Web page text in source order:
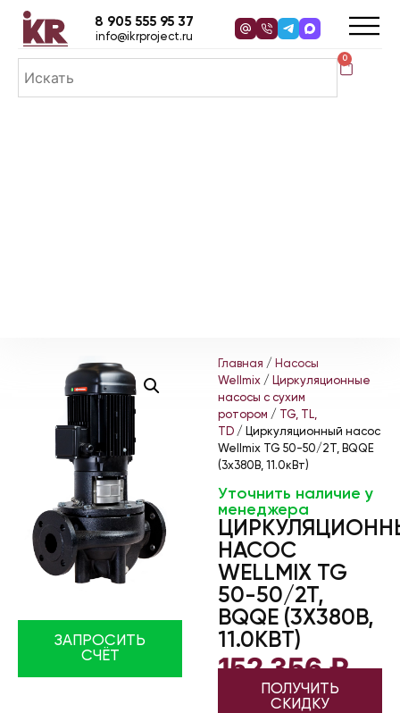
0
8 905 555 95 37
info@ikrproject.ru
ЗАПРОСИТЬ
СЧЁТ
Главная / Насосы
Wellmix / Циркуляционные
насосы с сухим
ротором / TG, TL,
TD / Циркуляционный насос
Wellmix TG 50-50/2T, BQQE
(3х380В, 11.0кВт)
Уточнить наличие у
менеджера
НАСОС
WELLMIX TG
50-50/2T,
BQQE (3Х380В,
11.0КВТ)
152 356₽
ПОЛУЧИТЬ
СКИДКУ